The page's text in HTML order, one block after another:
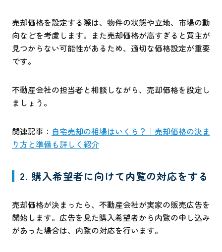
売却価格を設定する際は、物件の状態や立地、市場の動
向などを考慮します。また売却価格が高すぎると買主が
見つからない可能性があるため、適切な価格設定が重要
です。
不動産会社の担当者と相談しながら、売却価格を設定し
ましょう。
関連記事： 自宅売却の相場はいくら？｜売却価格の決ま
り方と準備も詳しく紹介
2. 購入希望者に向けて内覧の対応をする
売却価格が決まったら、不動産会社が実家の販売広告を
開始します。広告を見た購入希望者から内覧の申し込み
があった場合は、内覧の対応を行います。